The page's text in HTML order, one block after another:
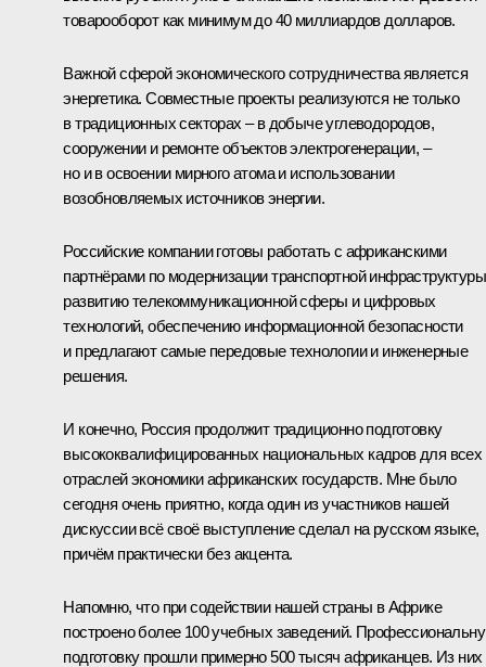
товарооборот как минимум до 40 миллиардов долларов.
Важной сферой экономического сотрудничества является
энергетика. Совместные проекты реализуются не только
в традиционных секторах – в добыче углеводородов,
сооружении и ремонте объектов электрогенерации, –
но и в освоении мирного атома и использовании
возобновляемых источников энергии.
Российские компании готовы работать с африканскими
партнёрами по модернизации транспортной
развитию телекоммуникационной сферы и цифровых
технологий, обеспечению информационной безопасности
и предлагают самые передовые технологии и инженерные
решения.
И конечно, Россия продолжит традиционно подготовку
высококвалифицированных национальных кадров для всех
отраслей экономики африканских государств. Мне было
сегодня очень приятно, когда один из участников нашей
дискуссии всё своё выступление сделал на русском языке,
причём практически без акцента.
Напомню, что при содействии нашей страны в Африке
построено более 100 учебных заведений.
подготовку прошли примерно 500 тысяч африканцев. Из них